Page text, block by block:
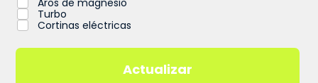
Aros de magnesio
Turbo
Cortinas eléctricas
Actualizar